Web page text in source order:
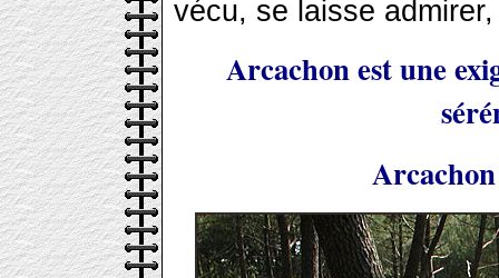
vécu, se laisse
Arcachon est une